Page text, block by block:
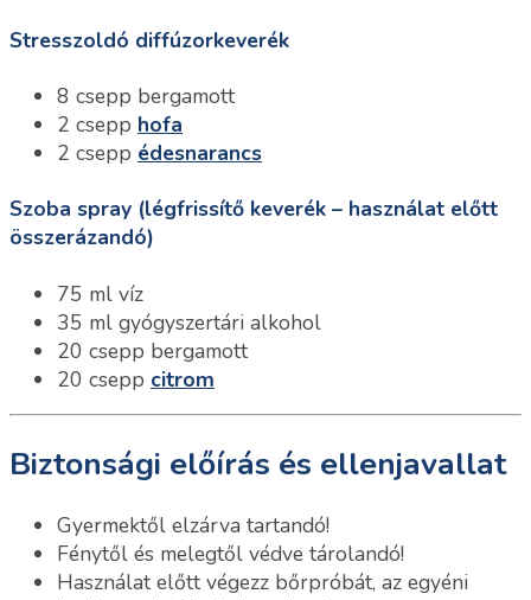
Stresszoldó diffúzorkeverék
8 csepp bergamott
2 csepp hofa
2 csepp édesnarancs
Szoba spray (légfrissítő keverék – használat előtt
összerázandó)
75 ml víz
35 ml gyógyszertári alkohol
20 csepp bergamott
20 csepp citrom
Biztonsági előírás és ellenjavallat
Gyermektől elzárva tartandó!
Fénytől és melegtől védve tárolandó!
Használat előtt végezz bőrpróbát, az egyéni